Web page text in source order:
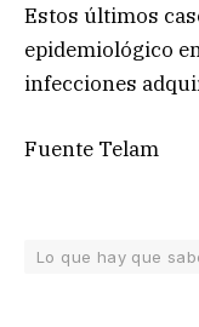
Estos últimos
epidemiológico
infecciones
Fuente Telam
Lo que hay que